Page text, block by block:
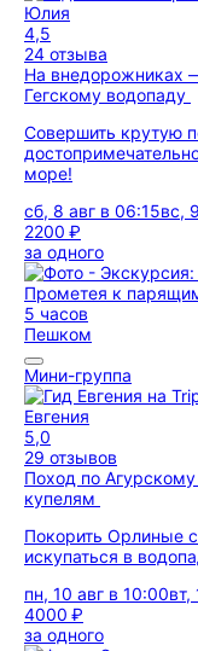
Юлия
4,5
24 отзыва
На внедорожниках
Гегскому водопаду
Совершить крутую
море!
сб, 8 авг в 06:15вс,
2200 ₽
за одного
5 часов
Пешком
Мини-группа
Евгения
5,0
29 отзывов
Поход по
купелям
Покорить Орлиные
искупаться в
пн, 10 авг в 10:00вт,
4000 ₽
за одного